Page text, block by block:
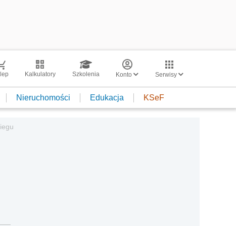
Kalkulatory Szkolenia Konto Serwisy
Nieruchomości Edukacja KSeF